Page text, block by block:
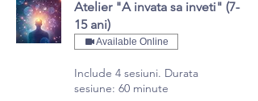
Atelier "A invata sa inveti" (7-
15 ani)
Available Online
Include 4 sesiuni. Durata
sesiune: 60 minute